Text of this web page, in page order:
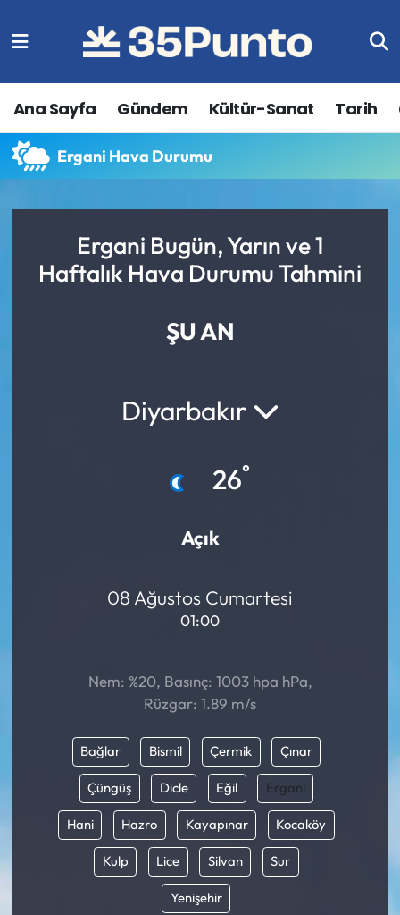
Ana Sayfa Gündem Kültür-Sanat Tarih
Ergani Hava Durumu
Ergani Bugün, Yarın ve 1
Haftalık Hava Durumu Tahmini
ŞU AN
Diyarbakır
26°
Açık
08 Ağustos Cumartesi
01:00
Nem: %20, Basınç: 1003 hpa hPa,
Rüzgar: 1.89 m/s
Bağlar Bismil Çermik Çınar
Çüngüş Dicle Eğil Ergani
Hani Hazro Kayapınar Kocaköy
Kulp Lice Silvan Sur
Yenişehir